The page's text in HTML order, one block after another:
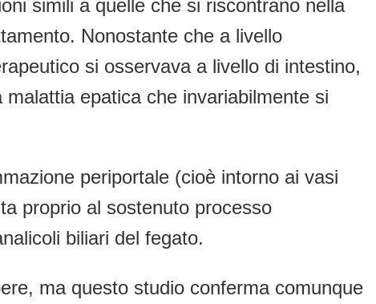
simili a quelle che si riscontrano nella
Nonostante che a livello
si osservava a livello di intestino,
epatica che invariabilmente si
periportale (cioè intorno ai vasi
proprio al sostenuto processo
biliari del fegato.
ma questo studio conferma comunque